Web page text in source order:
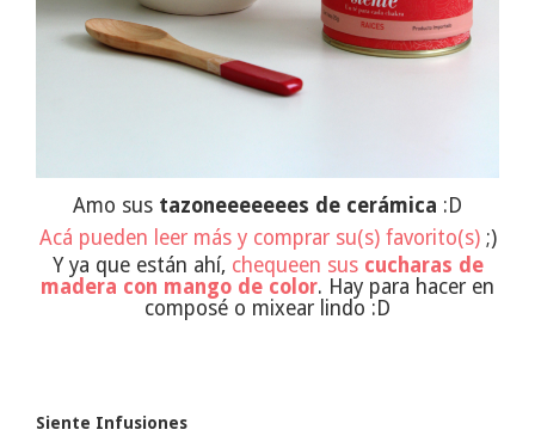
Amo sus tazoneeeeeees de cerámica :D
Acá pueden leer más y comprar su(s) favorito(s);)
Y ya que están ahí, chequeen suscucharas de
madera con mango de color. Hay para hacer en
composé o mixear lindo :D
Siente Infusiones